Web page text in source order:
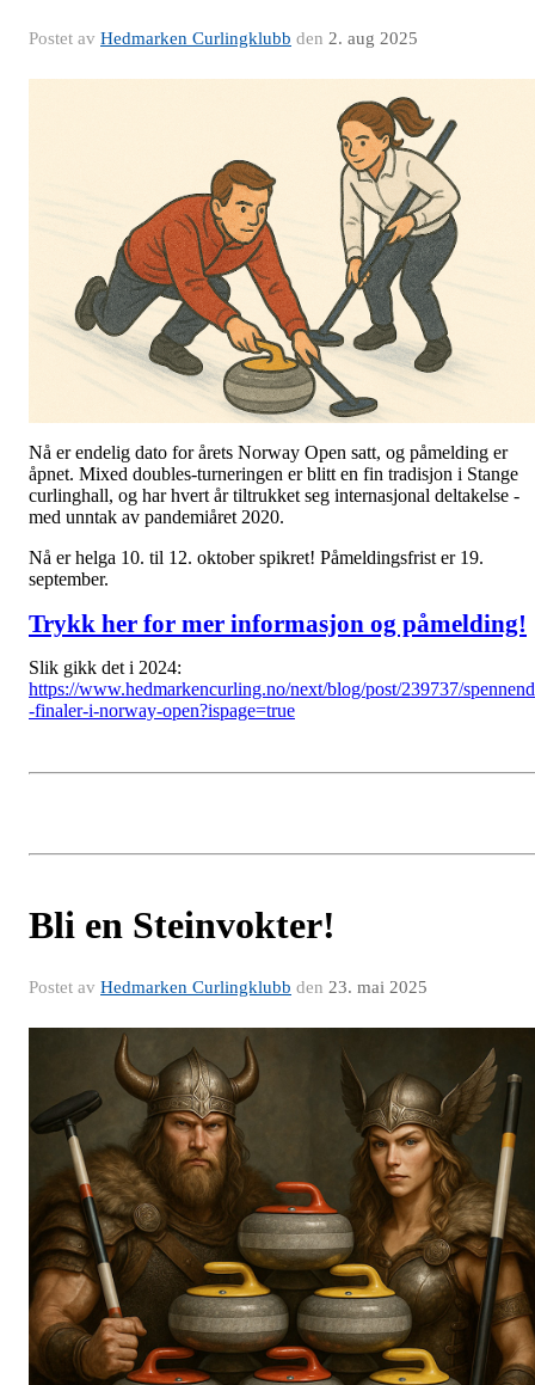
Postet av Hedmarken Curlingklubb den 2. aug 2025
Nå er endelig dato for årets Norway Open satt, og påmelding er
åpnet. Mixed doubles-turneringen er blitt en fin tradisjon i Stange
curlinghall, og har hvert år tiltrukket seg internasjonal deltakelse -
med unntak av pandemiåret 2020.
Nå er helga 10. til 12. oktober spikret! Påmeldingsfrist er 19.
september.
Trykk her for mer informasjon og påmelding!
Slik gikk det i 2024:
https://www.hedmarkencurling.no/next/blog/post/239737/
-finaler-i-norway-open?ispage=true
Bli en Steinvokter!
Postet av Hedmarken Curlingklubb den 23. mai 2025